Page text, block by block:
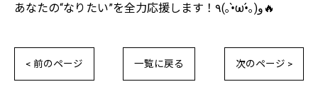
あなたの“なりたい”を全力応援します！٩(｡•̀ω•́｡)و🔥
< 前のページ 一覧に戻る 次のページ >